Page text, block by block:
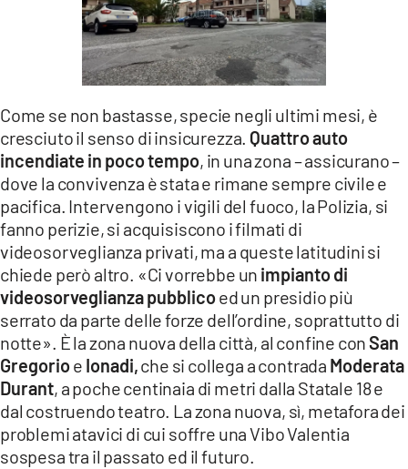
Come se non bastasse, specie negli ultimi mesi, è
cresciuto il senso di insicurezza. Quattro auto
incendiate in poco tempo, in una zona – assicurano –
dove la convivenza è stata e rimane sempre civile e
pacifica. Intervengono i vigili del fuoco, la Polizia, si
fanno perizie, si acquisiscono i filmati di
videosorveglianza privati, ma a queste latitudini si
chiede però altro. «Ci vorrebbe un impianto di
videosorveglianza pubblicoed un presidio più
serrato da parte delle forze dell’ordine, soprattutto di
notte». È la zona nuova della città, al confine conSan
Gregorioe Ionadi,che si collega a contrada Moderata
Durant, a poche centinaia di metri dalla Statale 18 e
dal costruendo teatro. La zona nuova, sì, metafora dei
problemi atavici di cui soffre una Vibo Valentia
sospesa tra il passato ed il futuro.